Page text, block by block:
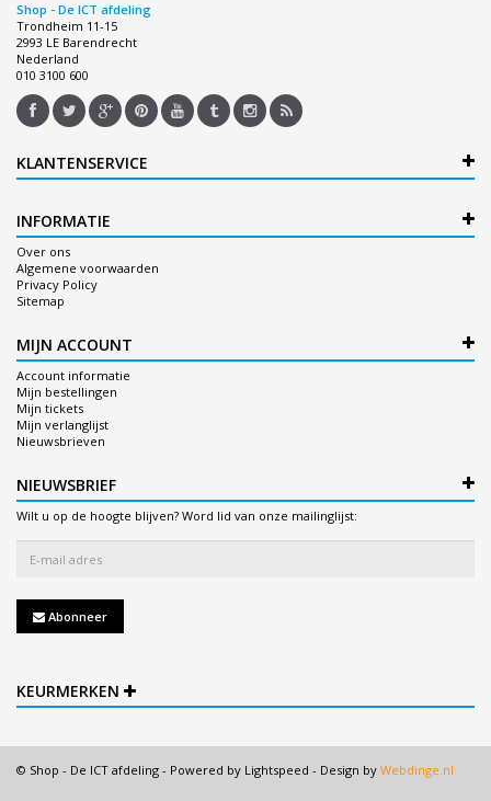
Shop - De ICT afdeling
Trondheim 11-15
2993 LE Barendrecht
Nederland
010 3100 600
KLANTENSERVICE
INFORMATIE
Over ons
Algemene voorwaarden
Privacy Policy
Sitemap
MIJN ACCOUNT
Account informatie
Mijn bestellingen
Mijn tickets
Mijn verlanglijst
Nieuwsbrieven
NIEUWSBRIEF
Wilt u op de hoogte blijven? Word lid van onze mailinglijst:
Abonneer
KEURMERKEN
© Shop - De ICT afdeling - Powered by Lightspeed - Design by Webdinge.nl